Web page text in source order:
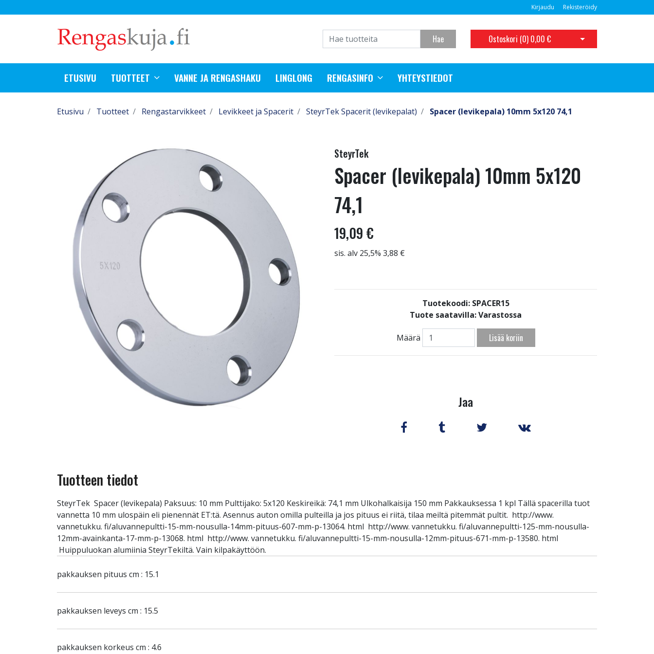
Kirjaudu Rekisteröidy
Hae Ostoskori (0) 0,00 € Avaa ostoskori
ETUSIVU TUOTTEET VANNE JA RENGASHAKU LINGLONG RENGASINFO YHTEYSTIEDOT
Etusivu Tuotteet Rengastarvikkeet Levikkeet ja Spacerit SteyrTek Spacerit (levikepalat) Spacer (levikepala) 10mm 5x120 74,1
SteyrTek
Spacer (levikepala) 10mm 5x120
74,1
19,09 €
sis. alv 25,5% 3,88 €
Tuotekoodi: SPACER15
Tuote saatavilla:Varastossa
Määrä Lisää koriin
Jaa
Tuotteen tiedot
SteyrTek Spacer (levikepala) Paksuus: 10 mm Pulttijako: 5x120 Keskireikä: 74,1 mm Ulkohalkaisija 150 mm Pakkauksessa 1 kpl Tällä spacerilla tuot
vannetta 10 mm ulospäin eli pienennät ET:tä. Asennus auton omilla pulteilla ja jos pituus ei riitä, tilaa meiltä pitemmät pultit. http://www.
vannetukku. fi/aluvannepultti-15-mm-nousulla-14mm-pituus-607-mm-p-13064. html http://www. vannetukku. fi/aluvannepultti-125-mm-nousulla-
12mm-avainkanta-17-mm-p-13068. html http://www. vannetukku. fi/aluvannepultti-15-mm-nousulla-12mm-pituus-671-mm-p-13580. html
Huippuluokan alumiinia SteyrTekiltä. Vain kilpakäyttöön.
pakkauksen pituus cm : 15.1
pakkauksen leveys cm : 15.5
pakkauksen korkeus cm : 4.6